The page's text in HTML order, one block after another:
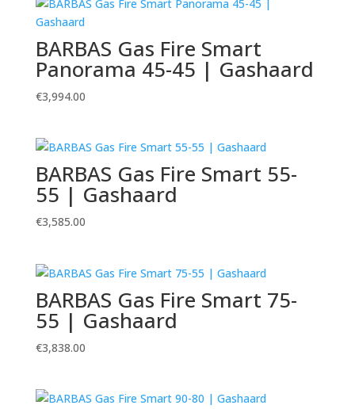
BARBAS Gas Fire Smart
Panorama 45-45 | Gashaard
€3,994.00
BARBAS Gas Fire Smart 55-
55 | Gashaard
€3,585.00
BARBAS Gas Fire Smart 75-
55 | Gashaard
€3,838.00